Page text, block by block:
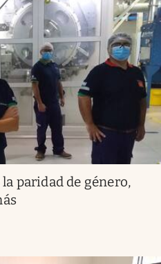
la paridad de género,